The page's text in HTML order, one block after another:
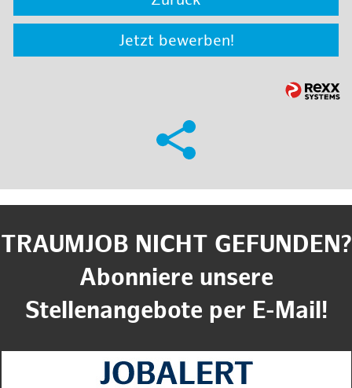
Jetzt bewerben!
TRAUMJOB NICHT GEFUNDEN?
Abonniere unsere
Stellenangebote per E-Mail!